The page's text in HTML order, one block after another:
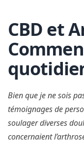
Skip to content
CBD et
Bien que je ne sois
témoignages de
soulager diverses
concernaient